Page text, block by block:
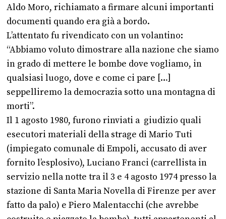
Aldo Moro, richiamato a firmare alcuni importanti
documenti quando era già a bordo.
L’attentato fu rivendicato con un volantino:
“Abbiamo voluto dimostrare alla nazione che siamo
in grado di mettere le bombe dove vogliamo, in
qualsiasi luogo, dove e come ci pare […]
seppelliremo la democrazia sotto una montagna di
morti”.
Il 1 agosto 1980, furono rinviati a giudizio quali
esecutori materiali della strage di Mario Tuti
(impiegato comunale di Empoli, accusato di aver
fornito l’esplosivo), Luciano Franci (carrellista in
servizio nella notte tra il 3 e 4 agosto 1974 presso la
stazione di Santa Maria Novella di Firenze per aver
fatto da palo) e Piero Malentacchi (che avrebbe